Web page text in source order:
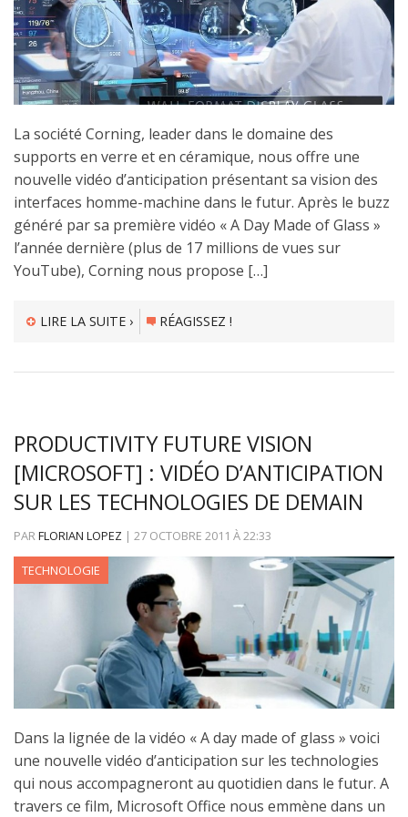
La société Corning, leader dans le domaine des
supports en verre et en céramique, nous offre une
nouvelle vidéo d’anticipation présentant sa vision des
interfaces homme-machine dans le futur. Après le buzz
généré par sa première vidéo « A Day Made of Glass »
l’année dernière (plus de 17 millions de vues sur
YouTube), Corning nous propose […]
LIRE LA SUITE › RÉAGISSEZ !
PRODUCTIVITY FUTURE VISION
[MICROSOFT] : VIDÉO D’ANTICIPATION
SUR LES TECHNOLOGIES DE DEMAIN
PAR FLORIAN LOPEZ | 27 OCTOBRE 2011 À 22:33
TECHNOLOGIE
Dans la lignée de la vidéo « A day made of glass » voici
une nouvelle vidéo d’anticipation sur les technologies
qui nous accompagneront au quotidien dans le futur. A
travers ce film, Microsoft Office nous emmène dans un